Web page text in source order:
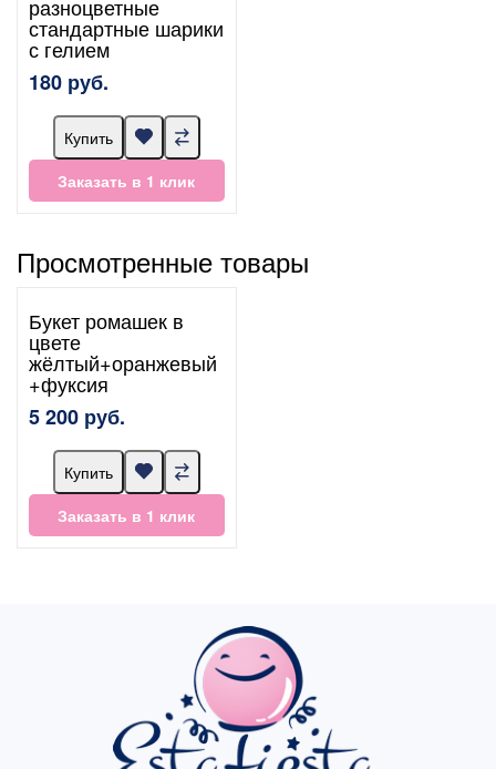
разноцветные
стандартные шарики
с гелием
180 руб.
Купить
Заказать в 1 клик
Просмотренные товары
Букет ромашек в
цвете
жёлтый+оранжевый
+фуксия
5 200 руб.
Купить
Заказать в 1 клик